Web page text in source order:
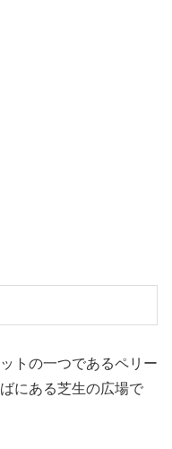
トの一つであるペリー
にある芝生の広場で